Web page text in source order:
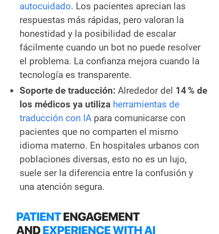
autocuidado. Los pacientes aprecian las
respuestas más rápidas, pero valoran la
honestidad y la posibilidad de escalar
fácilmente cuando un bot no puede resolver
el problema. La confianza mejora cuando la
tecnología es transparente.
Soporte de traducción: Alrededor del 14 % de
los médicos ya utiliza herramientas de
traducción con IA para comunicarse con
pacientes que no comparten el mismo
idioma materno. En hospitales urbanos con
poblaciones diversas, esto no es un lujo,
suele ser la diferencia entre la confusión y
una atención segura.